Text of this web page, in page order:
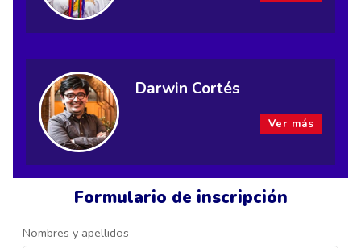
Formulario de inscripción
Nombres y apellidos
Darwin Cortés
Ver más